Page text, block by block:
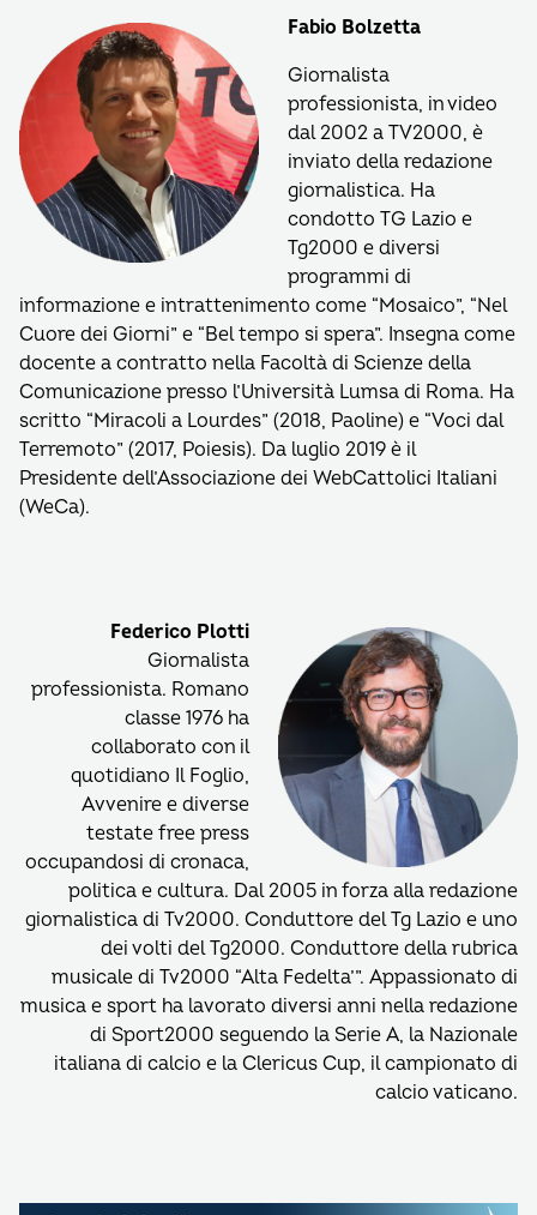
Fabio Bolzetta
Giornalista
professionista, in video
dal 2002 a TV2000, è
inviato della redazione
giornalistica. Ha
condotto TG Lazio e
Tg2000 e diversi
programmi di
informazione e intrattenimento come “Mosaico”, “Nel
Cuore dei Giorni” e “Bel tempo si spera”. Insegna come
docente a contratto nella Facoltà di Scienze della
Comunicazione presso l’Università Lumsa di Roma. Ha
scritto “Miracoli a Lourdes” (2018, Paoline) e “Voci dal
Terremoto” (2017, Poiesis). Da luglio 2019 è il
Presidente dell’Associazione dei WebCattolici Italiani
(WeCa).
Federico Plotti
Giornalista
professionista. Romano
classe 1976 ha
collaborato con il
quotidiano Il Foglio,
Avvenire e diverse
testate free press
occupandosi di cronaca,
politica e cultura. Dal 2005 in forza alla redazione
giornalistica di Tv2000. Conduttore del Tg Lazio e uno
dei volti del Tg2000. Conduttore della rubrica
musicale di Tv2000 “Alta Fedelta’”. Appassionato di
musica e sport ha lavorato diversi anni nella redazione
di Sport2000 seguendo la Serie A, la Nazionale
italiana di calcio e la Clericus Cup, il campionato di
calcio vaticano.